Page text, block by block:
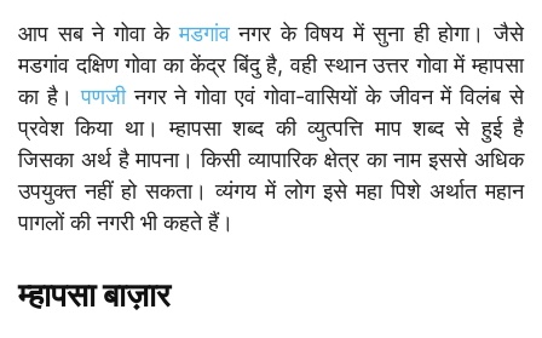
आप सब ने गोवा केमडगांवनगर के विषय में सुना ही होगा। जैसे
मडगांव दक्षिण गोवा का केंद्र बिंदु है, वही स्थान उत्तर गोवा में म्हापसा
का है।पणजीनगर ने गोवा एवं गोवा-वासियों के जीवन में विलंब से
प्रवेश किया था। म्हापसा शब्द की व्युत्पत्ति माप शब्द से हुई है
जिसका अर्थ है मापना। किसी व्यापारिक क्षेत्र का नाम इससे अधिक
उपयुक्त नहीं हो सकता। व्यंगय में लोग इसे महा पिशे अर्थात महान
पागलों की नगरी भी कहते हैं।
म्हापसा बाज़ार